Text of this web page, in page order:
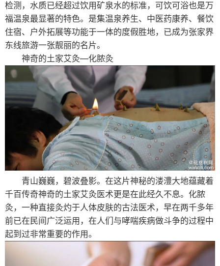
检测，水质已经超过饮用矿泉水的标准，可饮可浴也是万
福温泉最显著的特色。是集温泉养生、中医药康养、餐饮
住宿、户外拓展等功能于一体的度假胜地，已成为张家界
东线旅游一张靓丽的名片。
神奇的土家艾灸—化脓灸
青山巍巍，碧波叠影。在这片神秘的溇澧大地蕴藏着
千百传奇神奇的土家艾灸医术更是在此经久不息。化脓
灸，一种直接灸灼于人体皮肤的古法医术，早在两千多年
前已在民间广泛运用，在人们与哮喘疾病做斗争的过程中
起到过非常重要的作用。